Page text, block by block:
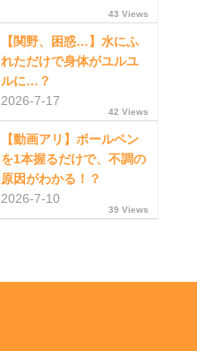
43 Views
【関野、困惑…】水にふ
れただけで身体がユルユ
ルに…？
2026-7-17
42 Views
【動画アリ】ボールペン
を1本握るだけで、不調の
原因がわかる！？
2026-7-10
39 Views